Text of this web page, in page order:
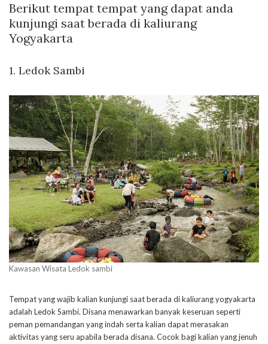
Berikut tempat tempat yang dapat anda
kunjungi saat berada di kaliurang
Yogyakarta
1. Ledok Sambi
Kawasan Wisata Ledok sambi
Tempat yang wajib kalian kunjungi saat berada di kaliurang yogyakarta
adalah Ledok Sambi. Disana menawarkan banyak keseruan seperti
peman pemandangan yang indah serta kalian dapat merasakan
aktivitas yang seru apabila berada disana. Cocok bagi kalian yang jenuh